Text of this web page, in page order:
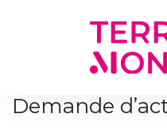
Demande